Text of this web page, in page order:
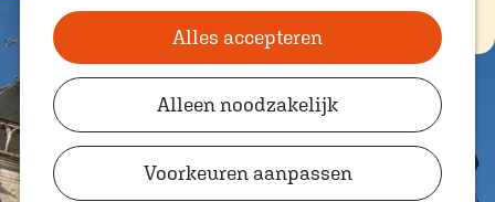
Alles accepteren
Alleen noodzakelijk
Voorkeuren aanpassen
h
o
m
e
p
kindvriendelijke
eetadresjes.
Plan je bezoek
VVV Shop
VVV Oosterhout